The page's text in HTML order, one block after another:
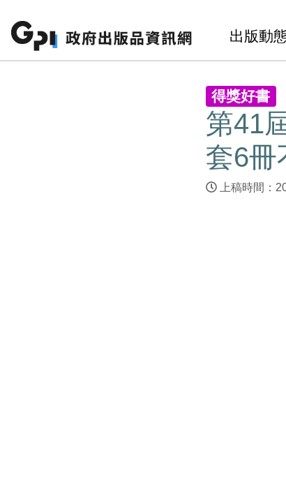
出版動
得獎好書
第41
套6冊
上稿時間：